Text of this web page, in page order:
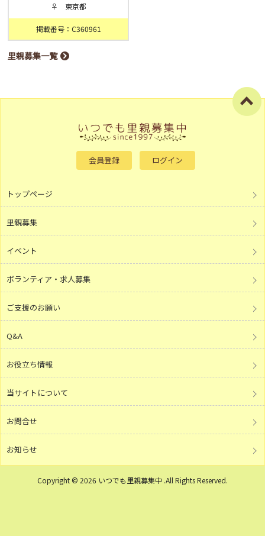
♀ 東京都
掲載番号：C360961
里親募集一覧
会員登録 ログイン
トップページ
里親募集
イベント
ボランティア・求人募集
ご支援のお願い
Q&A
お役立ち情報
当サイトについて
お問合せ
お知らせ
Copyright © 2026 いつでも里親募集中 .All Rights Reserved.